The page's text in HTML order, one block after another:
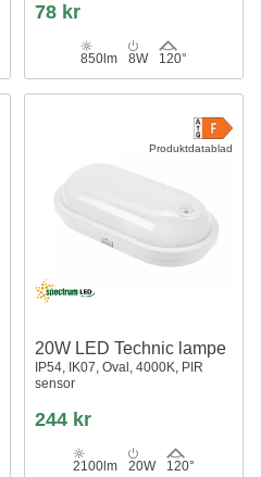
78 kr
850lm 8W 120°
Produktdatablad
20W LED Technic lampe
IP54, IK07, Oval, 4000K, PIR
sensor
244 kr
2100lm 20W 120°